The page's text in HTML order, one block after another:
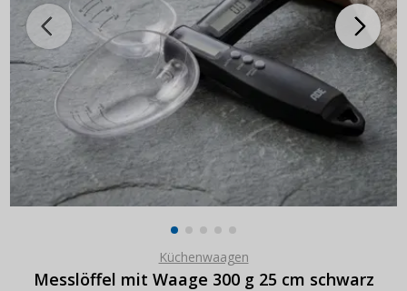
Küchenwaagen
Messlöffel mit Waage 300 g 25 cm schwarz